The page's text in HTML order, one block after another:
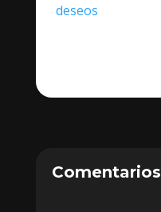
deseos
Comentarios